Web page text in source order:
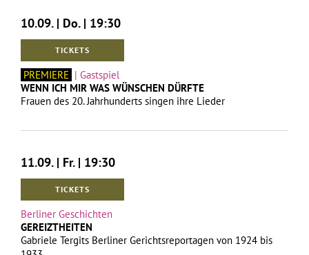
10.09. | Do. | 19:30
TICKETS
PREMIERE | Gastspiel
WENN ICH MIR WAS WÜNSCHEN DÜRFTE
Frauen des 20. Jahrhunderts singen ihre Lieder
11.09. | Fr. | 19:30
TICKETS
Berliner Geschichten
GEREIZTHEITEN
Gabriele Tergits Berliner Gerichtsreportagen von 1924 bis